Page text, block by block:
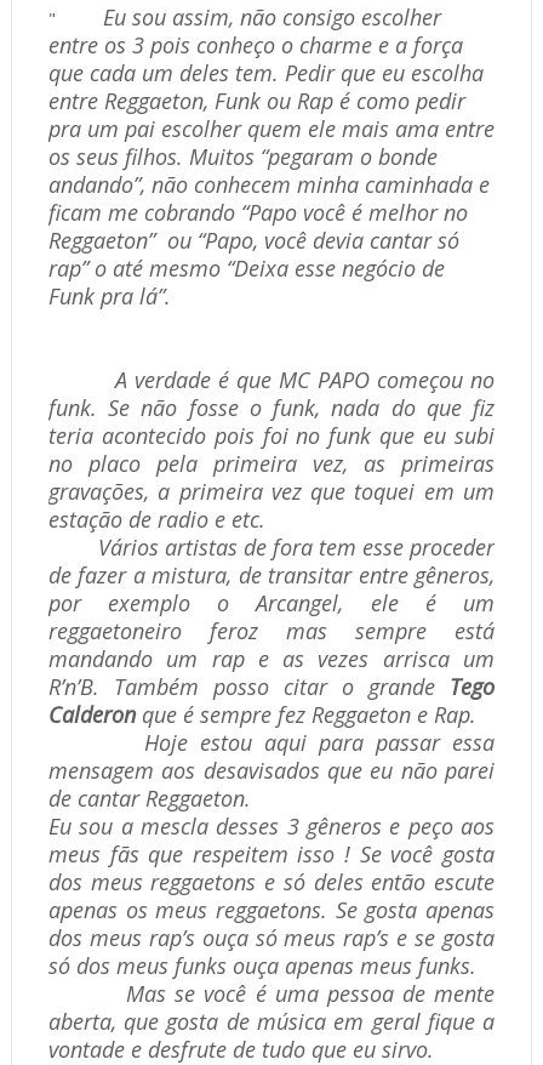
"
Eu sou assim, não consigo escolher
entre os 3 pois conheço o charme e a força
que cada um deles tem. Pedir que eu escolha
entre Reggaeton, Funk ou Rap é como pedir
pra um pai escolher quem ele mais ama entre
os seus filhos. Muitos “pegaram o bonde
andando”, não conhecem minha caminhada e
ficam me cobrando “Papo você é melhor no
Reggaeton” ou “Papo, você devia cantar só
rap” o até mesmo “Deixa esse negócio de
Funk pra lá”.
A verdade é que MC PAPO começou no
funk. Se não fosse o funk, nada do que fiz
teria acontecido pois foi no funk que eu subi
no placo pela primeira vez, as primeiras
gravações, a primeira vez que toquei em um
estação de radio e etc.
Vários artistas de fora tem esse proceder
de fazer a mistura, de transitar entre gêneros,
por exemplo o Arcangel, ele é um
reggaetoneiro feroz mas sempre está
mandando um rap e as vezes arrisca um
R’n’B. Também posso citar o grande Tego
Calderon que é sempre fez Reggaeton e Rap.
Hoje estou aqui para passar essa
mensagem aos desavisados que eu não parei
de cantar Reggaeton.
Eu sou a mescla desses 3 gêneros e peço aos
meus fãs que respeitem isso ! Se você gosta
dos meus reggaetons e só deles então escute
apenas os meus reggaetons. Se gosta apenas
dos meus rap’s ouça só meus rap’s e se gosta
só dos meus funks ouça apenas meus funks.
Mas se você é uma pessoa de mente
aberta, que gosta de música em geral fique a
vontade e desfrute de tudo que eu sirvo.